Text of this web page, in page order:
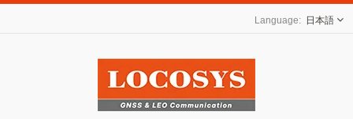
日本語